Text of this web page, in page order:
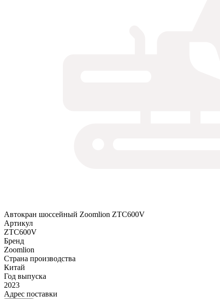
Автокран шоссейный Zoomlion ZTC600V
Артикул
ZTC600V
Бренд
Zoomlion
Страна производства
Китай
Год выпуска
2023
Адрес поставки